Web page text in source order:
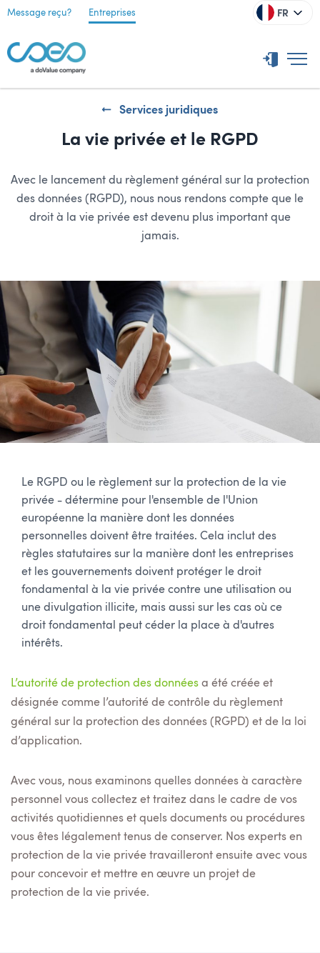
Message reçu? Entreprises FR
Services juridiques
La vie privée et le RGPD
Avec le lancement du règlement général sur la protection
des données (RGPD), nous nous rendons compte que le
droit à la vie privée est devenu plus important que
jamais.
Le RGPD ou le règlement sur la protection de la vie
privée - détermine pour l'ensemble de l'Union
européenne la manière dont les données
personnelles doivent être traitées. Cela inclut des
règles statutaires sur la manière dont les entreprises
et les gouvernements doivent protéger le droit
fondamental à la vie privée contre une utilisation ou
une divulgation illicite, mais aussi sur les cas où ce
droit fondamental peut céder la place à d'autres
intérêts.
L’autorité de protection des données a été créée et
désignée comme l’autorité de contrôle du règlement
général sur la protection des données (RGPD) et de la loi
d’application.
Avec vous, nous examinons quelles données à caractère
personnel vous collectez et traitez dans le cadre de vos
activités quotidiennes et quels documents ou procédures
vous êtes légalement tenus de conserver. Nos experts en
protection de la vie privée travailleront ensuite avec vous
pour concevoir et mettre en œuvre un projet de
protection de la vie privée.